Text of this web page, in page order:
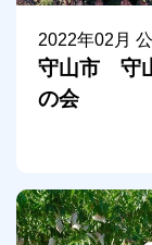
2022年02月
守山市 守
の会